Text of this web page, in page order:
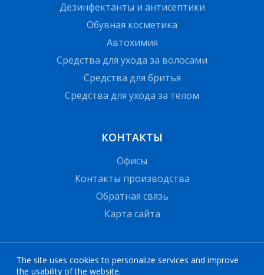
Дезинфектанты и антисептики
Обувная косметика
Автохимия
Средства для ухода за волосами
Средства для бритья
Средства для ухода за телом
КОНТАКТЫ
Офисы
Контакты производства
Обратная связь
Карта сайта
The site uses cookies to personalize services and improve
the usability of the website.